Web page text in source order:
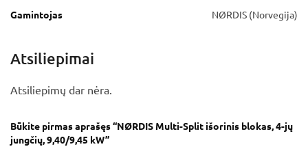
Gamintojas NØRDIS (Norvegija)
Atsiliepimai
Atsiliepimų dar nėra.
Būkite pirmas aprašęs “NØRDIS Multi-Split išorinis blokas, 4-jų
jungčių, 9,40/9,45 kW”